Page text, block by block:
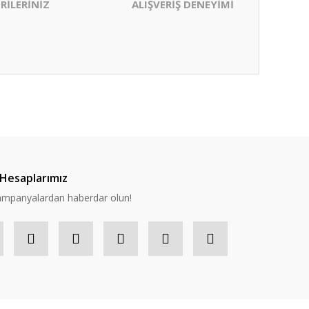
ALIŞVERİŞ DENEYİMİ
haberdar olun!